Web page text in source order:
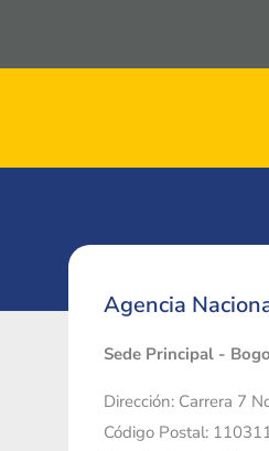
Agencia
Sede Principal -
Dirección: Carrera 7
Código Postal: